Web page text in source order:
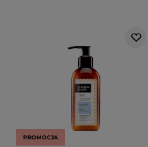
PROMOCJA